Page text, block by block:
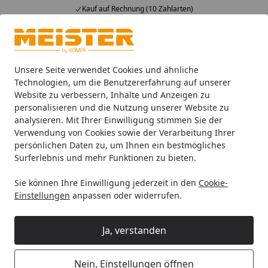
Unsere Seite verwendet Cookies und ähnliche
Technologien, um die Benutzererfahrung auf unserer
Website zu verbessern, Inhalte und Anzeigen zu
personalisieren und die Nutzung unserer Website zu
analysieren. Mit Ihrer Einwilligung stimmen Sie der
Verwendung von Cookies sowie der Verarbeitung Ihrer
persönlichen Daten zu, um Ihnen ein bestmögliches
Surferlebnis und mehr Funktionen zu bieten.
Sie können Ihre Einwilligung jederzeit in den Cookie-
Einstellungen anpassen oder widerrufen.
Ja, verstanden
Nein, Einstellungen öffnen
Kauf auf Rechnung (10 Zahlarten)
Alle Produkte
Mein Konto
Suchen
Startseite
Handmuster Meister Laminatboden MeisterDesign.
Handmuster Meister Laminatboden
MeisterDesign. laminate LL 150
2052 x 220 x 8 mm 06256 Eiche
rustikal cognac Rohholz-Poren-
Struktur